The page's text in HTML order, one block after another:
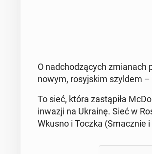
O nad­cho­dzą­cych zmia­nach
nowym, ro­syj­skim szyldem –
To sieć, która za­stą­pi­ła
inwazji na Ukrainę. Sieć w
Wkusno i Toczka (Smacz­nie